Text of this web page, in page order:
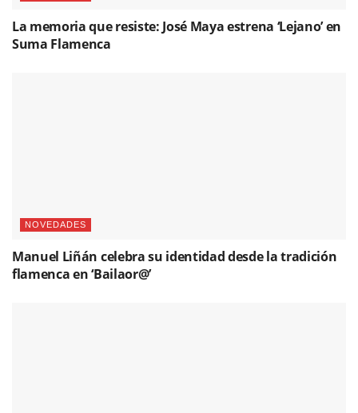
La memoria que resiste: José Maya estrena ‘Lejano’ en
Suma Flamenca
NOVEDADES
Manuel Liñán celebra su identidad desde la tradición
flamenca en ‘Bailaor@’